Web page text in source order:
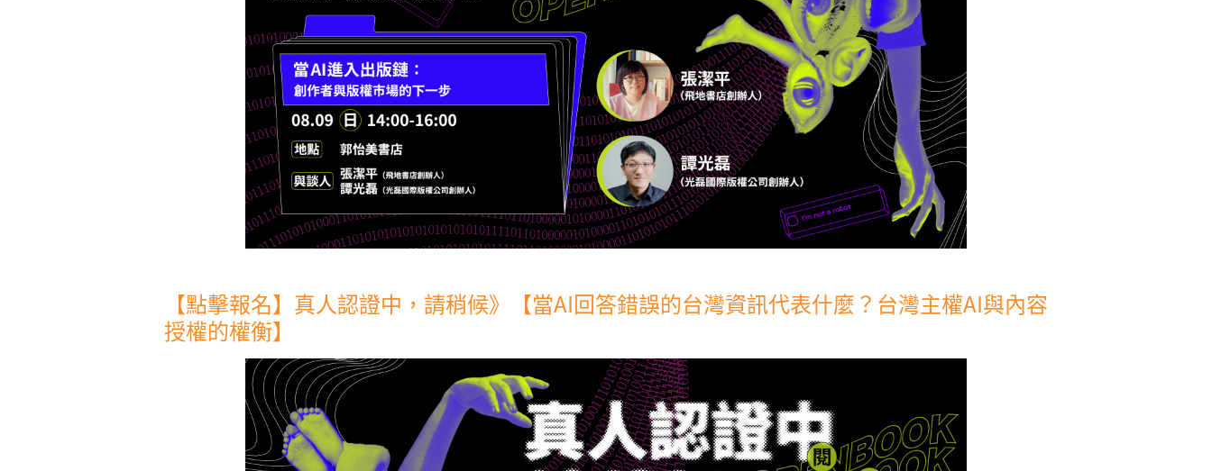
【點擊報名】真人認證中，請稍候》【當AI回答錯誤的台灣資訊代表什麼？台灣主權AI與內容
授權的權衡】